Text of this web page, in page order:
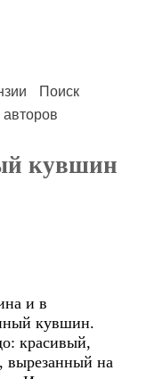
Поиск
кувшин
и в
кувшин.
красивый,
вырезанный на